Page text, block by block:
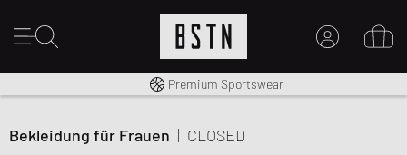
Kostenloser Versand nach DE ab € 70
Premium Sportswear
Bekleidung für Frauen | CLOSED